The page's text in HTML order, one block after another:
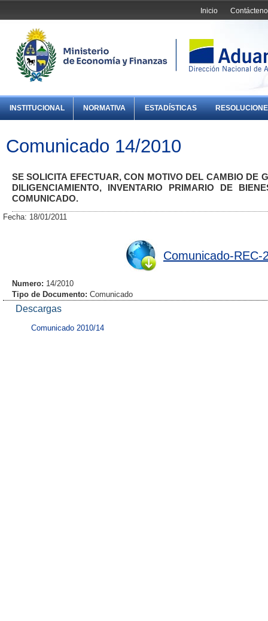
Inicio
INSTITUCIONAL NORMATIVA ESTADÍSTICAS
Comunicado 14/2010
SE SOLICITA EFECTUAR, CON MOTIVO DEL CAMBIO DE
DILIGENCIAMIENTO, INVENTARIO PRIMARIO DE
COMUNICADO.
Fecha: 18/01/2011
Comunicado-REC-
Numero: 14/2010
Tipo de Documento: Comunicado
Descargas
Comunicado 2010/14